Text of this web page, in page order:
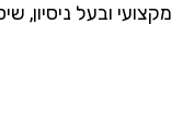
ובעל ניסיון,